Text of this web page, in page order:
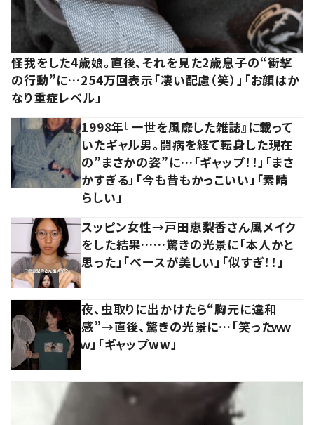
怪我をした4歳娘。直後、それを見た2歳息子の“衝撃
の行動”に…254万回表示「凄い配慮（笑）」「お顔はか
なり重症レベル」
1998年『一世を風靡した雑誌』に載って
いたギャル男。闘病を経て転身した現在
の”まさかの姿”に…「ギャップ！！」「まさ
かすぎる」「今も昔もかっこいい」「素晴
らしい」
スッピン女性→戸田恵梨香さん風メイク
をした結果……驚きの光景に「本人かと
思った」「ベースが美しい」「似すぎ！！」
夜、虫取りに出かけたら“胸元に違和
感”→直後、驚きの光景に…「笑ったｗｗ
ｗ」「ギャップww」